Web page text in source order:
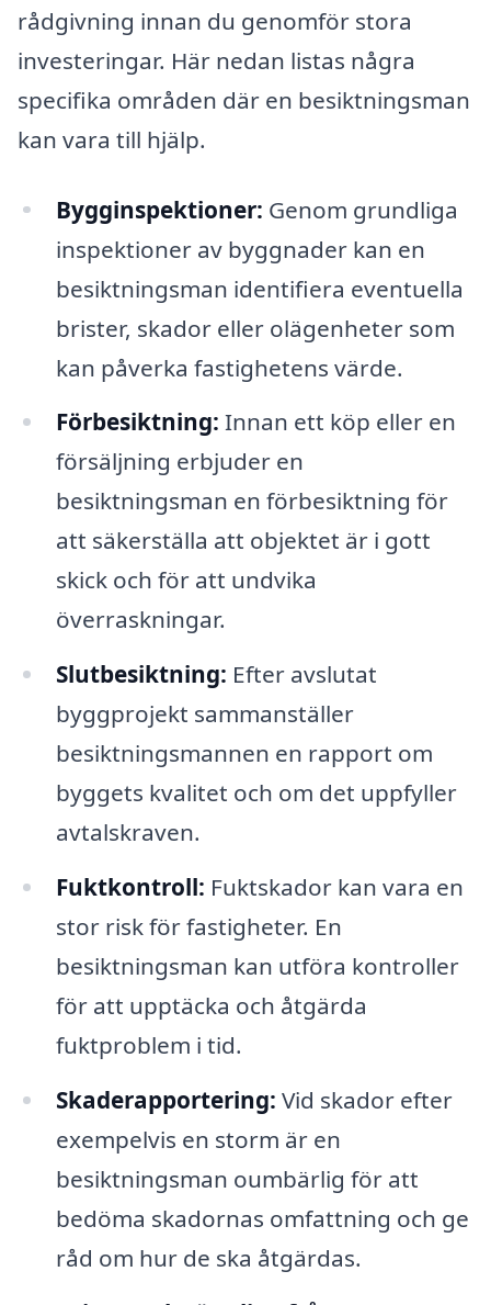
rådgivning innan du genomför stora
investeringar. Här nedan listas några
specifika områden där en besiktningsman
kan vara till hjälp.
Bygginspektioner: Genom grundliga
inspektioner av byggnader kan en
besiktningsman identifiera eventuella
brister, skador eller olägenheter som
kan påverka fastighetens värde.
Förbesiktning: Innan ett köp eller en
försäljning erbjuder en
besiktningsman en förbesiktning för
att säkerställa att objektet är i gott
skick och för att undvika
överraskningar.
Slutbesiktning: Efter avslutat
byggprojekt sammanställer
besiktningsmannen en rapport om
byggets kvalitet och om det uppfyller
avtalskraven.
Fuktkontroll: Fuktskador kan vara en
stor risk för fastigheter. En
besiktningsman kan utföra kontroller
för att upptäcka och åtgärda
fuktproblem i tid.
Skaderapportering: Vid skador efter
exempelvis en storm är en
besiktningsman oumbärlig för att
bedöma skadornas omfattning och ge
råd om hur de ska åtgärdas.